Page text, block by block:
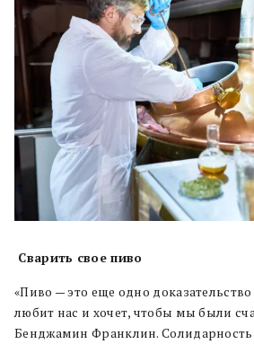
Сварить свое пиво
«Пиво — это еще одно доказательство
любит нас и хочет, чтобы мы были
Бенджамин Франклин. Солидарность